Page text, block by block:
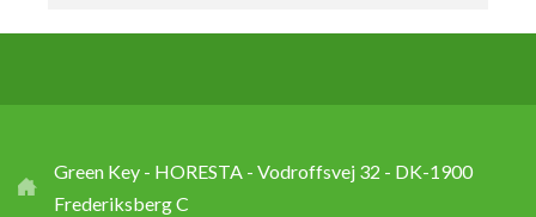
Green Key - HORESTA - Vodroffsvej 32 - DK-1900
Frederiksberg C